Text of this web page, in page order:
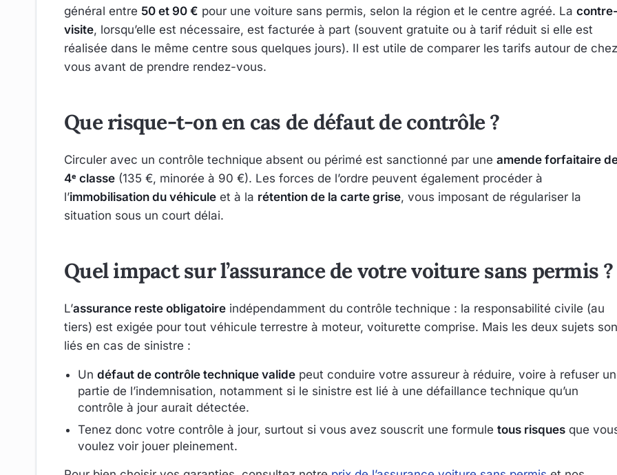
général entre 50 et 90 € pour une voiture sans permis, selon la région et le centre agréé. La
visite, lorsqu’elle est nécessaire, est facturée à part (souvent gratuite ou à tarif réduit si elle est
réalisée dans le même centre sous quelques jours). Il est utile de comparer les tarifs autour de chez
vous avant de prendre rendez-vous.
Que risque-t-on en cas de défaut de contrôle ?
Circuler avec un contrôle technique absent ou périmé est sanctionné par une amende forfaitaire
4ᵉ classe (135 €, minorée à 90 €). Les forces de l’ordre peuvent également procéder à
l’immobilisation du véhicule et à la rétention de la carte grise, vous imposant de régulariser la
situation sous un court délai.
Quel impact sur l’assurance de votre voiture sans permis ?
L’assurance reste obligatoire indépendamment du contrôle technique : la responsabilité civile (au
tiers) est exigée pour tout véhicule terrestre à moteur, voiturette comprise. Mais les deux sujets
liés en cas de sinistre :
Un défaut de contrôle technique valide peut conduire votre assureur à réduire, voire à refuser
partie de l’indemnisation, notamment si le sinistre est lié à une défaillance technique qu’un
contrôle à jour aurait détectée.
Tenez donc votre contrôle à jour, surtout si vous avez souscrit une formule tous risques que
voulez voir jouer pleinement.